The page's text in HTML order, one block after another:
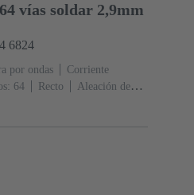
vías soldar 2,9mm
6824
por ondas
Corriente
64 Recto
Aleación de
contactos
Con brida de
rellena de fibra de